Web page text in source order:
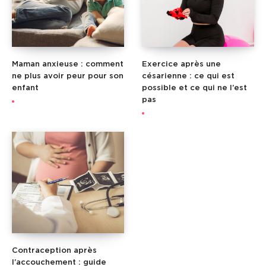
Maman anxieuse : comment
ne plus avoir peur pour son
enfant
Exercice après une
césarienne : ce qui est
possible et ce qui ne l’est
pas
Contraception après
l’accouchement : guide